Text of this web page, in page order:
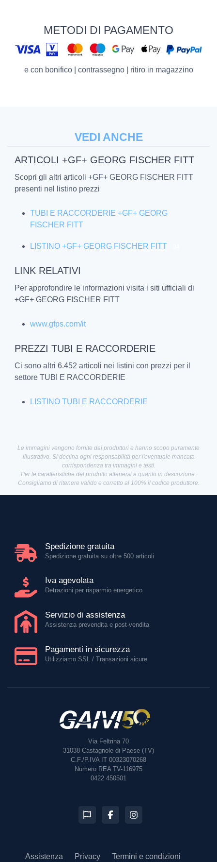
METODI DI PAGAMENTO
e con bonifico | contrassegno | ritiro in magazzino
VEDI ANCHE
ARTICOLI +GF+ GEORG FISCHER FITT
Scopri gli altri articoli +GF+ GEORG FISCHER FITT
presenti nel listino prezzi
TUBI E RACCORDERIE +GF+ GEORG
FISCHER FITT
LISTINO +GF+ GEORG FISCHER FITT
LINK RELATIVI
Per approfondire le informazioni visita i siti ufficiali di
+GF+ GEORG FISCHER FITT
www.gfps.com/it
PREZZI TUBI E RACCORDERIE
Ci sono altri 6.452 articoli nei listini con prezzi per il
settore TUBI E RACCORDERIE
LISTINO TUBI E RACCORDERIE
Le immagini vengono fornite dai produttori e hanno scopo puramente
illustrativo. Si declina ogni responsabilità per l'eventuale mancata
corrispondenza tra immagini e testi.
Per le caratteristiche del prodotto attenersi a quanto in descrizione.
Consigliamo di ritenere valido e corretto al 100% il codice produttore.
Spedizione gratuita
Spedizione gratuita su oltre 500 articoli
Iva agevolata
Detrazioni per risparmio energetico
Servizio di assistenza
Assistenza prevendita e post-vendita
Pagamenti in sicurezza
Utilizziamo SSL / Transazioni sicure
Via Feltrina 70
31038 Castagnole di Paese (TV)
C.F./P.IVA IT 00323070268
Numero REA TV-116975
0422 450501
Assistenza Privacy Termini e condizioni